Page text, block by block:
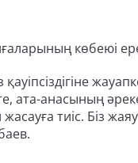
көбеюі
ата-анасының
тиіс. Біз